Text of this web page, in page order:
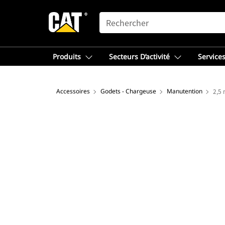
SEARCH
Produits Secteurs D’activité
Accessoires Godets - Chargeuse Manutention 2,5